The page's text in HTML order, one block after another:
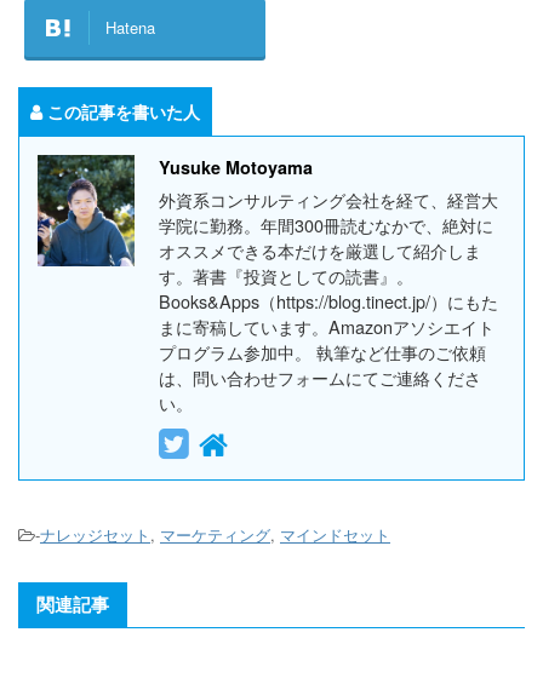
Hatena
この記事を書いた人
Yusuke Motoyama
外資系コンサルティング会社を経て、経営大
学院に勤務。年間300冊読むなかで、絶対に
オススメできる本だけを厳選して紹介しま
す。著書『投資としての読書』。
Books&Apps（https://blog.tinect.jp/）にもた
まに寄稿しています。Amazonアソシエイト
プログラム参加中。 執筆など仕事のご依頼
は、問い合わせフォームにてご連絡くださ
い。
-ナレッジセット , マーケティング, マインドセット
関連記事